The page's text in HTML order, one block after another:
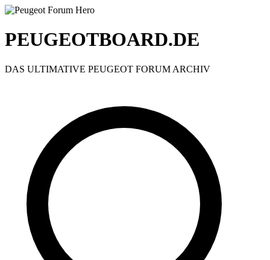
PEUGEOTBOARD.DE
DAS ULTIMATIVE PEUGEOT FORUM ARCHIV